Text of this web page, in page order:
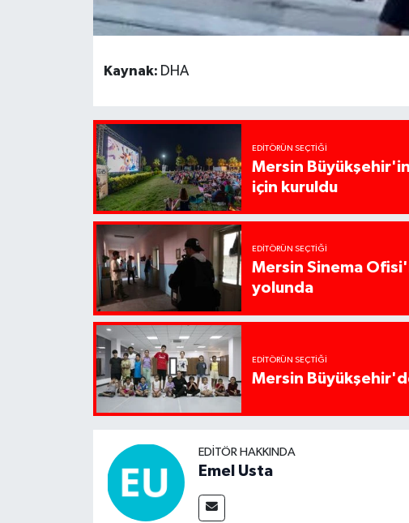
Kaynak: DHA
EDITÖRÜN SEÇTIĞI
Mersin Büyükşehir'in
için kuruldu
EDITÖRÜN SEÇTIĞI
Mersin Sinema
yolunda
EDITÖRÜN SEÇTIĞI
Mersin
EDITÖR HAKKINDA
Emel Usta